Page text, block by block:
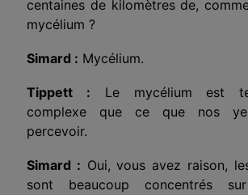
centaines de kilomètres de,
mycélium ?
Simard : Mycélium.
Tippett : Le mycélium est
complexe que ce que nos
percevoir.
Simard : Oui, vous avez raison,
sont beaucoup concentrés